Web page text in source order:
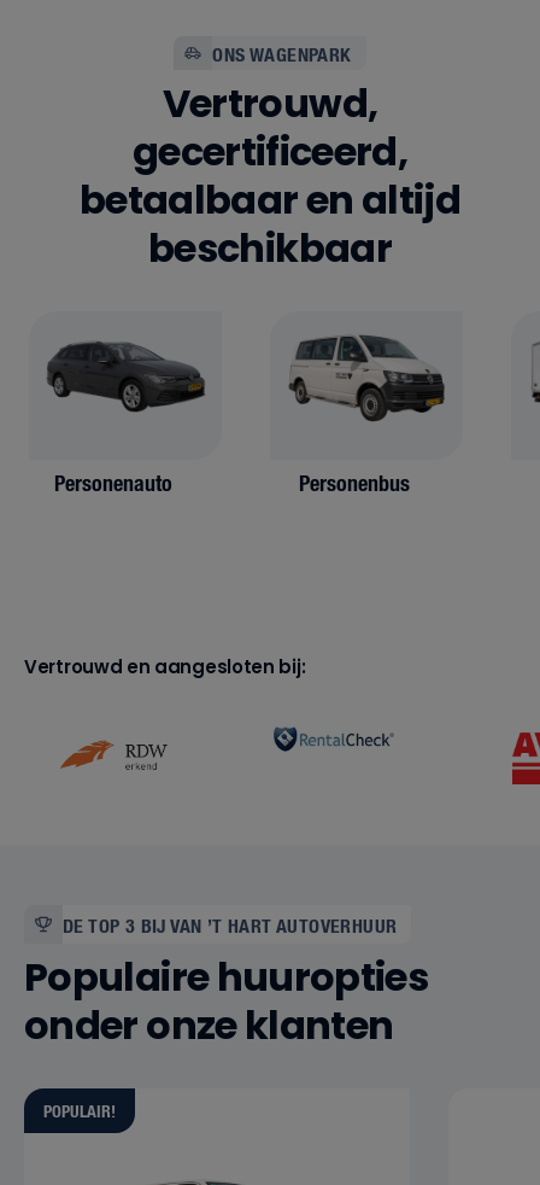
ONS WAGENPARK
Vertrouwd,
gecertificeerd,
betaalbaar en altijd
beschikbaar
Personenauto Personenbus
Vertrouwd en aangesloten bij:
DE TOP 3 BIJ VAN ’T HART AUTOVERHUUR
Populaire huuropties
onder onze klanten
POPULAIR!